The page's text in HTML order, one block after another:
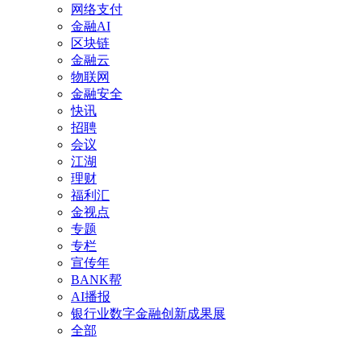
网络支付
金融AI
区块链
金融云
物联网
金融安全
快讯
招聘
会议
江湖
理财
福利汇
金视点
专题
专栏
宣传年
BANK帮
AI播报
银行业数字金融创新成果展
全部